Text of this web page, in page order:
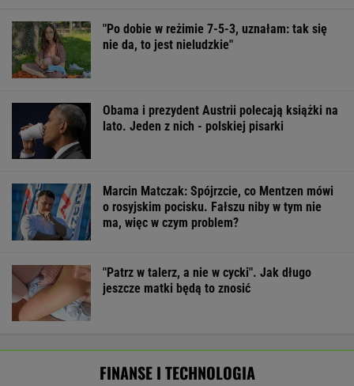
"Po dobie w reżimie 7-5-3, uznałam: tak się
nie da, to jest nieludzkie"
Obama i prezydent Austrii polecają książki na
lato. Jeden z nich - polskiej pisarki
Marcin Matczak: Spójrzcie, co Mentzen mówi
o rosyjskim pocisku. Fałszu niby w tym nie
ma, więc w czym problem?
"Patrz w talerz, a nie w cycki". Jak długo
jeszcze matki będą to znosić
FINANSE I TECHNOLOGIA